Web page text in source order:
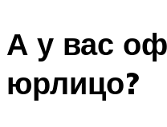
А у вас
юрлицо?